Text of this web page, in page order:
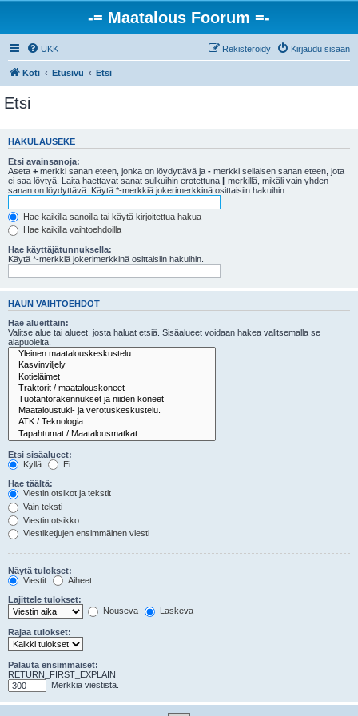
-= Maatalous Foorum =-
UKK Kirjaudu sisään
Rekisteröidy
Koti Etusivu Etsi
Etsi
HAKULAUSEKE
Etsi avainsanoja:
Aseta + merkki sanan eteen, jonka on löydyttävä ja - merkki sellaisen sanan eteen, jota
ei saa löytyä. Laita haettavat sanat sulkuihin erotettuna |-merkillä, mikäli vain yhden
sanan on löydyttävä. Käytä *-merkkiä jokerimerkkinä osittaisiin hakuihin.
Hae kaikilla sanoilla tai käytä kirjoitettua hakua
Hae kaikilla vaihtoehdoilla
Hae käyttäjätunnuksella:
Käytä *-merkkiä jokerimerkkinä osittaisiin hakuihin.
HAUN VAIHTOEHDOT
Hae alueittain:
Valitse alue tai alueet, josta haluat etsiä. Sisäalueet voidaan hakea valitsemalla se
alapuolelta.
Etsi sisäalueet:
Kyllä
Ei
Hae täältä:
Viestin otsikot ja tekstit
Vain teksti
Viestin otsikko
Viestiketjujen ensimmäinen viesti
Näytä tulokset:
Viestit
Aiheet
Lajittele tulokset:
Nouseva
Laskeva
Rajaa tulokset:
Palauta ensimmäiset:
RETURN_FIRST_EXPLAIN
Merkkiä viestistä.